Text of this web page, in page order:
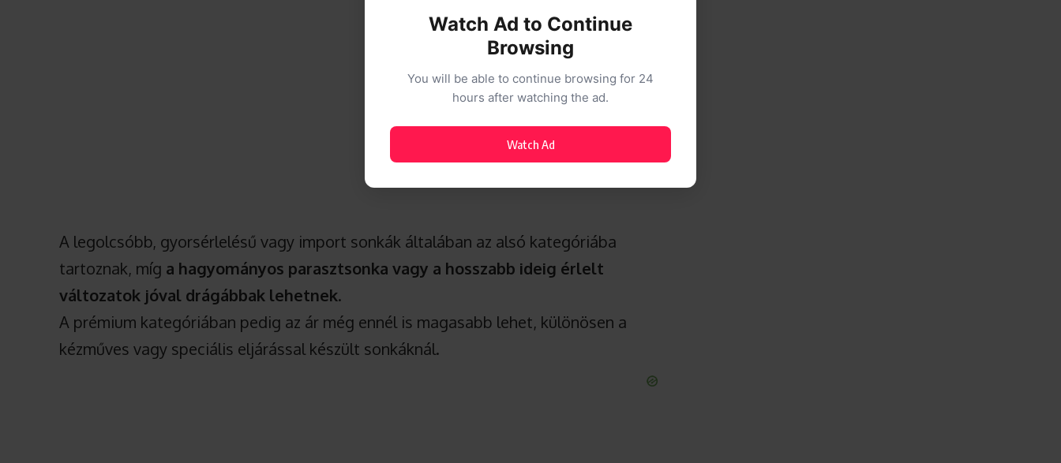
A legolcsóbb, gyorsérlelésű vagy import sonkák általában az alsó kategóriába
tartoznak, míg a hagyományos parasztsonka vagy a hosszabb ideig érlelt
változatok jóval drágábbak lehetnek.
A prémium kategóriában pedig az ár még ennél is magasabb lehet, különösen a
kézműves vagy speciális eljárással készült sonkáknál.
Watch Ad to Continue
Browsing
You will be able to continue browsing for 24
hours after watching the ad.
Watch Ad